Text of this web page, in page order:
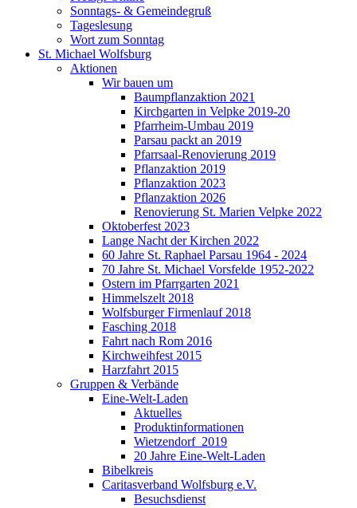
Sonntags- & Gemeindegruß
Tageslesung
Wort zum Sonntag
St. Michael Wolfsburg
Aktionen
Wir bauen um
Baumpflanzaktion 2021
Kirchgarten in Velpke 2019-20
Pfarrheim-Umbau 2019
Parsau packt an 2019
Pfarrsaal-Renovierung 2019
Pflanzaktion 2019
Pflanzaktion 2023
Pflanzaktion 2026
Renovierung St. Marien Velpke 2022
Oktoberfest 2023
Lange Nacht der Kirchen 2022
60 Jahre St. Raphael Parsau 1964 - 2024
70 Jahre St. Michael Vorsfelde 1952-2022
Ostern im Pfarrgarten 2021
Himmelszelt 2018
Wolfsburger Firmenlauf 2018
Fasching 2018
Fahrt nach Rom 2016
Kirchweihfest 2015
Harzfahrt 2015
Gruppen & Verbände
Eine-Welt-Laden
Aktuelles
Produktinformationen
Wietzendorf_2019
20 Jahre Eine-Welt-Laden
Bibelkreis
Caritasverband Wolfsburg e.V.
Besuchsdienst